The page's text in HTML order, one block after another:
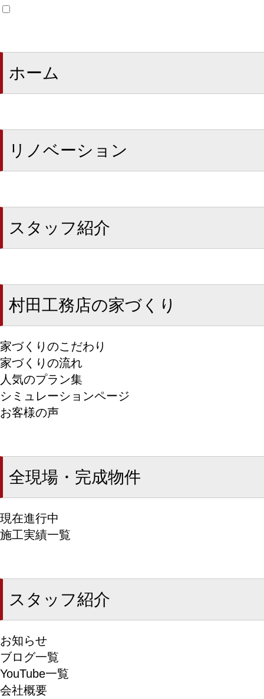
ホーム
リノベーション
スタッフ紹介
村田工務店の家づくり
家づくりのこだわり
家づくりの流れ
人気のプラン集
シミュレーションページ
お客様の声
全現場・完成物件
現在進行中
施工実績一覧
スタッフ紹介
お知らせ
ブログ一覧
YouTube一覧
会社概要